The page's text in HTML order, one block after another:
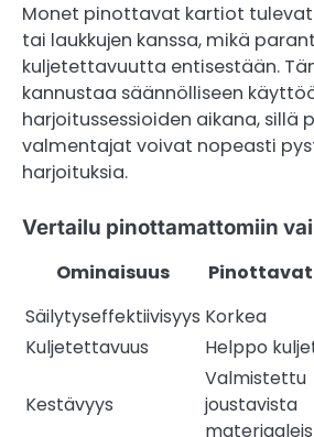
Monet pinottavat kartiot
tai laukkujen kanssa, mikä
kuljetettavuutta entisestään.
kannustaa säännölliseen
harjoitussessioiden aikana, sillä
valmentajat voivat nopeasti
harjoituksia.
Vertailu pinottamattomiin
Ominaisuus
Säilytyseffektiivisyys Korkea
Kuljetettavuus
Helppo
Kestävyys
Valmistettu
joustavista